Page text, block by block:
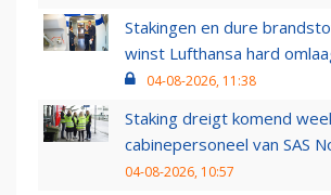
Stakingen en dure
winst Lufthansa hard
04-08-2026, 11:38
Staking dreigt komend
cabinepersoneel van SAS
04-08-2026, 10:57